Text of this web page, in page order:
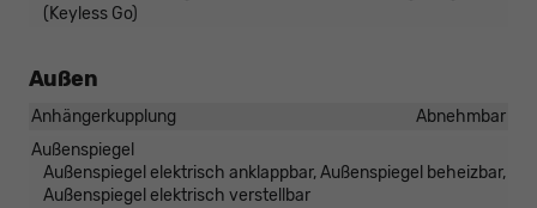
(Keyless Go)
Außen
Anhängerkupplung
Abnehmbar
Außenspiegel
Außenspiegel elektrisch anklappbar, Außenspiegel beheizbar,
Außenspiegel elektrisch verstellbar